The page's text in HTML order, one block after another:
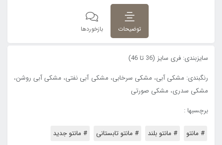
توضیحات بازخوردها
سایزبندی: فری سایز (36 تا 46)
رنگبندی: مشکی آبی، مشکی سرخابی، مشکی آبی نفتی، مشکی آبی روشن،
مشکی سدری، مشکی صورتی
برچسبها :
# مانتو # مانتو بلند # مانتو تابستانی # مانتو جدید